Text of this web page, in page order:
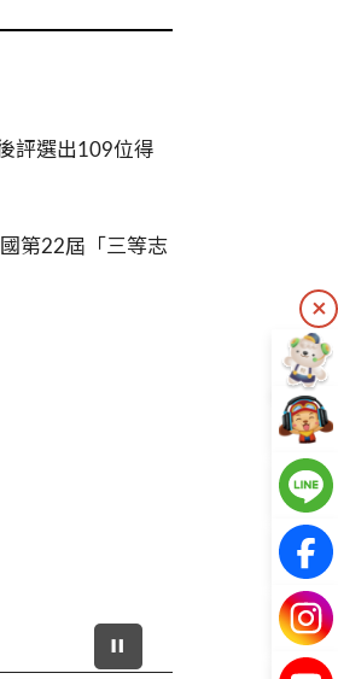
評選出109位得
第22屆「三等志